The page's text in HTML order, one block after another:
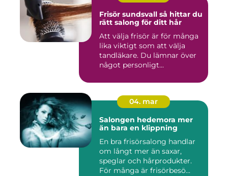
Frisör sundsvall så hittar du
rätt salong för ditt hår
Att välja frisör är för många
lika viktigt som att välja
tandläkare. Du lämnar över
något personligt...
04. mar
Salongen hedemora mer
än bara en klippning
En bra frisörsalong handlar
om långt mer än saxar,
speglar och hårprodukter.
För många är frisörbesö...